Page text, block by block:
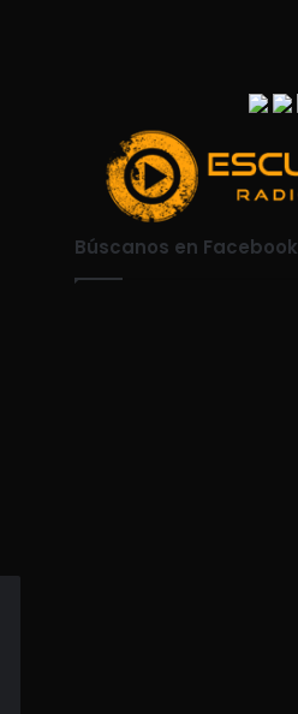
Búscanos en Facebook